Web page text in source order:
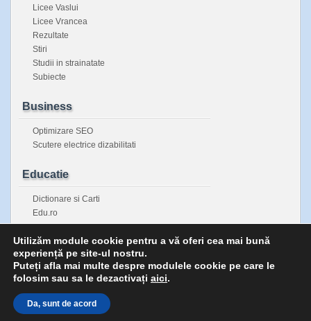
Licee Vaslui
Licee Vrancea
Rezultate
Stiri
Studii in strainatate
Subiecte
Business
Optimizare SEO
Scutere electrice dizabilitati
Educatie
Dictionare si Carti
Edu.ro
Enciclopedie Universala
Inspectorate Scolare Judetene
Sanatatea copiilor
Copyright © 2026 Bacalaureat fara secrete | Powered by
Utilizăm module cookie pentru a vă oferi cea mai bună
experiență pe site-ul nostru.
Puteți afla mai multe despre modulele cookie pe care le
folosim sau sa le dezactivați aici.
Da, sunt de acord